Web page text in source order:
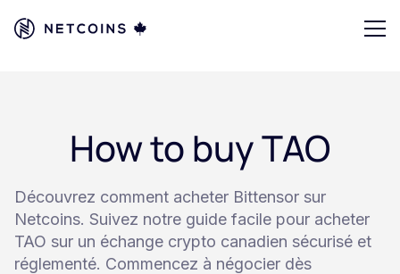
How to buy TAO
Découvrez comment acheter Bittensor sur
Netcoins. Suivez notre guide facile pour acheter
TAO sur un échange crypto canadien sécurisé et
réglementé. Commencez à négocier dès